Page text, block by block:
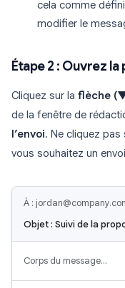
cela comme
modifier le
Étape 2 : Ouvrez
Cliquez sur la flèche
de la fenêtre de
l’envoi. Ne cliquez pas
vous souhaitez un
À :
Objet : Suivi de la
Corps du message…